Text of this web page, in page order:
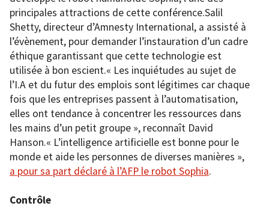
principales attractions de cette conférence.Salil
Shetty, directeur d’Amnesty International, a assisté à
l’évènement, pour demander l’instauration d’un cadre
éthique garantissant que cette technologie est
utilisée à bon escient.« Les inquiétudes au sujet de
l’I.A et du futur des emplois sont légitimes car chaque
fois que les entreprises passent à l’automatisation,
elles ont tendance à concentrer les ressources dans
les mains d’un petit groupe », reconnaît David
Hanson.« L’intelligence artificielle est bonne pour le
monde et aide les personnes de diverses manières »,
a pour sa part déclaré à l’AFP le robot Sophia.
Contrôle